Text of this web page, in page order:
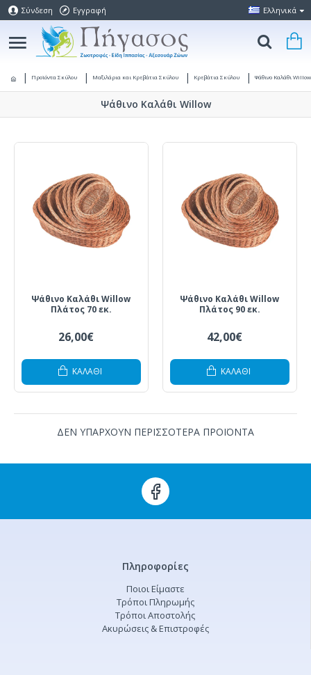
Σύνδεση Εγγραφή Ελληνικά
Προϊόντα Σκύλου Μαξιλάρια και Κρεβάτια Σκύλου Κρεβάτια Σκύλου Ψάθινο Καλάθι Willow
Ψάθινο Καλάθι Willow
Ψάθινο Καλάθι Willow
Πλάτος 70 εκ.
26,00€
ΚΑΛΆΘΙ
Ψάθινο Καλάθι Willow
Πλάτος 90 εκ.
42,00€
ΚΑΛΆΘΙ
ΔΕΝ ΥΠΑΡΧΟΥΝ ΠΕΡΙΣΣΟΤΕΡΑ ΠΡΟΪΟΝΤΑ
Πληροφορίες
Ποιοι Είμαστε
Τρόποι Πληρωμής
Τρόποι Αποστολής
Ακυρώσεις & Επιστροφές